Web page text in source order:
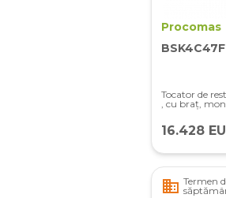
Procomas
Tocator de
, cu braț,
16.428
business Termen